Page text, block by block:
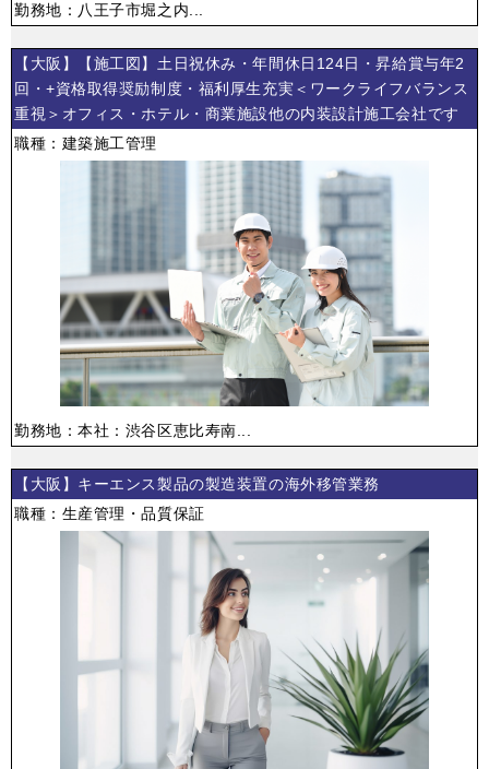
勤務地：八王子市堀之内...
【大阪】【施工図】土日祝休み・年間休日124日・昇給賞与年2
回・+資格取得奨励制度・福利厚生充実＜ワークライフバランス
重視＞オフィス・ホテル・商業施設他の内装設計施工会社です
職種：建築施工管理
勤務地：本社：渋谷区恵比寿南...
【大阪】キーエンス製品の製造装置の海外移管業務
職種：生産管理・品質保証